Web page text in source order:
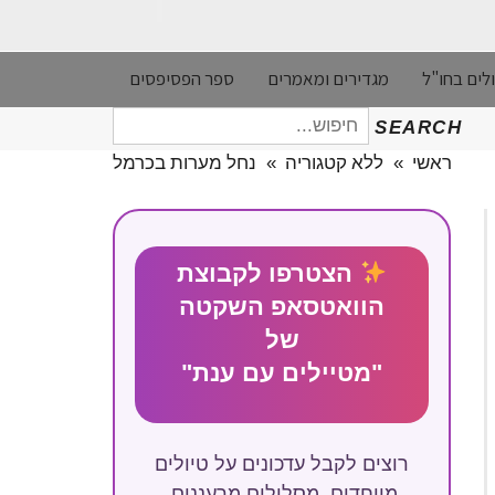
בחו"ל מגדירים ומאמרים ספר הפסיפסים
SEARCH
חיפוש
עבור:
ראשי » ללא קטגוריה » נחל מערות בכרמל
הצטרפו לקבוצת
הוואטסאפ השקטה
של
"מטיילים עם ענת"
רוצים לקבל עדכונים על טיולים